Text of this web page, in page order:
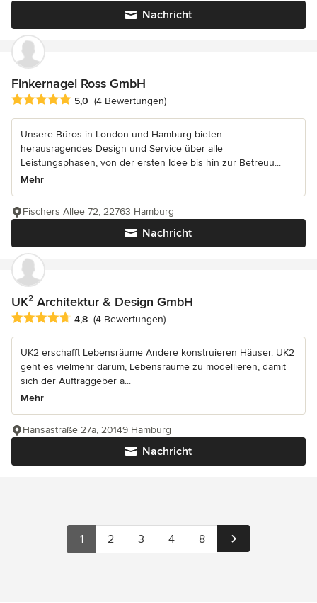
Nachricht
Finkernagel Ross GmbH
Durchschnittliche Bewertung: 5 von 5 Sternen
5,0 (4 Bewertungen)
Unsere Büros in London und Hamburg bieten
herausragendes Design und Service über alle
Leistungsphasen, von der ersten Idee bis hin zur Betreuu...
Mehr
Nachricht
Fischers Allee 72, 22763 Hamburg
UK² Architektur & Design GmbH
Durchschnittliche Bewertung: 4.8 von 5 Sternen
4,8 (4 Bewertungen)
UK2 erschafft Lebensräume Andere konstruieren Häuser. UK2
geht es vielmehr darum, Lebensräume zu modellieren, damit
sich der Auftraggeber a...
Mehr
Nachricht
Hansastraße 27a, 20149 Hamburg
1 2 3 4 8